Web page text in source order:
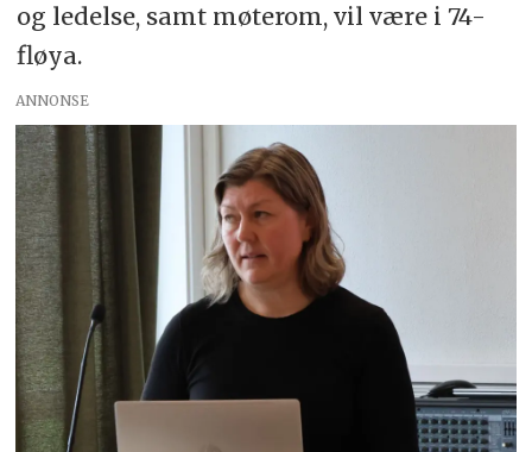
og ledelse, samt møterom, vil være i 74-
fløya.
ANNONSE